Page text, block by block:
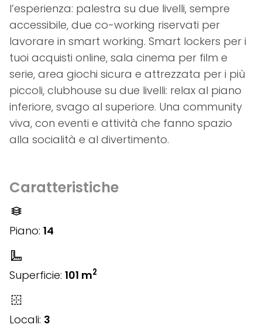
l’esperienza: palestra su due livelli, sempre
accessibile, due co-working riservati per
lavorare in smart working. Smart lockers per i
tuoi acquisti online, sala cinema per film e
serie, area giochi sicura e attrezzata per i più
piccoli, clubhouse su due livelli: relax al piano
inferiore, svago al superiore. Una community
viva, con eventi e attività che fanno spazio
alla socialità e al divertimento.
Caratteristiche
Piano: 14
Superficie: 101 m2
Locali: 3